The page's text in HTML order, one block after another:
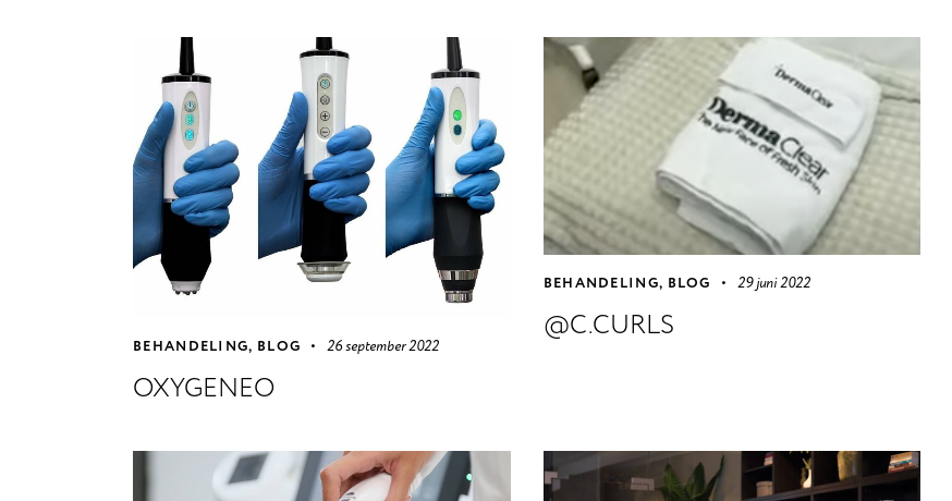
BEHANDELING, BLOG 26 september 2022
OXYGENEO
BEHANDELING, BLOG 29 juni 2022
@C.CURLS